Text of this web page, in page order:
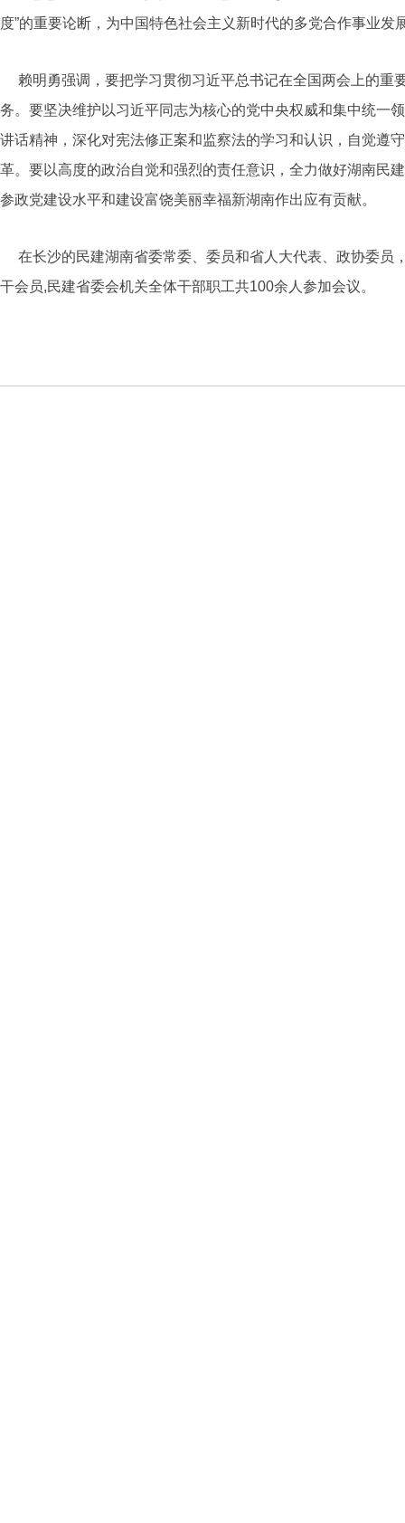
度”的重要论断，为中国特色社会主义新时代的多党合作事业发
赖明勇强调， 要把学习贯彻习近平总书记在全国两会上的重
务。要坚决维护以习近平同志为核心的党中央权威和集中统一
讲话精神，深化对宪法修正案和监察法的学习和认识，自觉遵
革。要以高度的政治自觉和强烈的责任意识，全力做好湖南民建
参政党建设水平和建设富饶美丽幸福新湖南作出应有贡献。
在长沙的民建湖南省委常委 、委员和省人大代表、政协委员
干会员,民建省委会机关全体干部职工共100余人参加会议。